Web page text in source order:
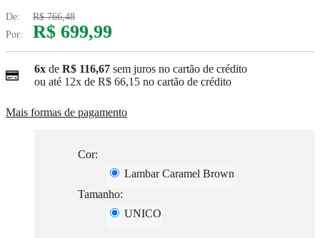
De:
R$ 766,48
Por:
R$ 699,99
6x de R$ 116,67 sem juros no cartão de crédito
ou até 12x de R$ 66,15 no cartão de crédito
Mais formas de pagamento
Cor:
Lambar Caramel Brown
Tamanho:
UNICO